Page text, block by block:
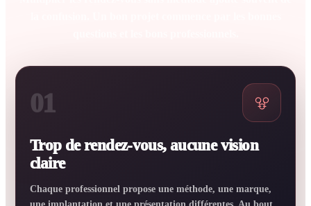
01
Trop de rendez-vous, aucune vision
claire
Chaque professionnel propose une méthode, une marque,